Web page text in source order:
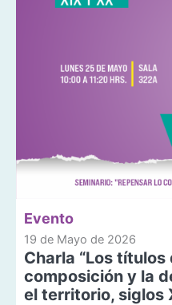
Evento
19 de Mayo de 2026
Charla “Los
composición y la
el territorio, siglos